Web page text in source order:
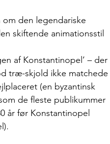
om den legendariske
skiftende animationsstil
af Konstantinopel’ – der
træ-skjold ikke matchede
(en byzantinsk
de fleste publikummer
år før Konstantinopel